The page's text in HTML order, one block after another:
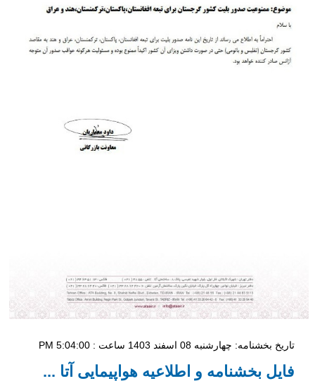
تاریخ بخشنامه: چهار‌شنبه 08 اسفند 1403 ساعت : 5:04:00 PM
فایل بخشنامه و اطلاعیه هواپیمایی آتا ...